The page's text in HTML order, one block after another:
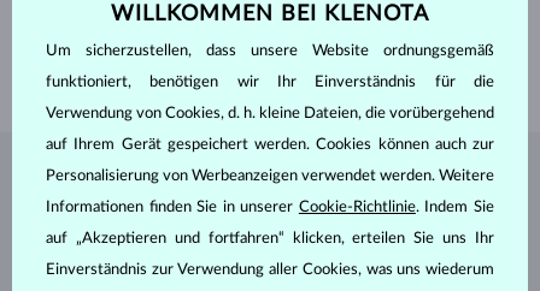
GEWICHT0.467 ct
GEWICHT
SCHMUCK AUS DEMKLENOTA ATELIER
WILLKOMMEN BEI KLENOTA
Um sicherzustellen, dass unsere Website ordnungsgemäß
funktioniert, benötigen wir Ihr Einverständnis für die
Verwendung von Cookies, d. h. kleine Dateien, die vorübergehend
auf Ihrem Gerät gespeichert werden. Cookies können auch zur
Personalisierung von Werbeanzeigen verwendet werden. Weitere
Informationen finden Sie in unserer Cookie-Richtlinie. Indem Sie
auf „Akzeptieren und fortfahren“ klicken, erteilen Sie uns Ihr
Einverständnis zur Verwendung aller Cookies, was uns wiederum